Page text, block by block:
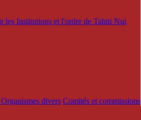
les Institutions et l'ordre de Tahiti Nui
divers Comités et commissions